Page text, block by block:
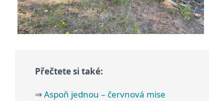
Přečtete si také:
⇒Aspoň jednou – červnová mise